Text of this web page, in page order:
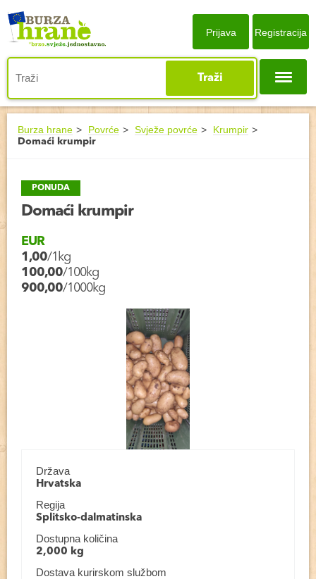
Traži
Prijava Registracija
Burza hrane Povrće Svježe povrće Krumpir
Domaći krumpir
PONUDA
Domaći krumpir
EUR
1,00/1kg
100,00/100kg
900,00/1000kg
Država
Hrvatska
Regija
Splitsko-dalmatinska
Dostupna količina
2,000 kg
Dostava kurirskom službom